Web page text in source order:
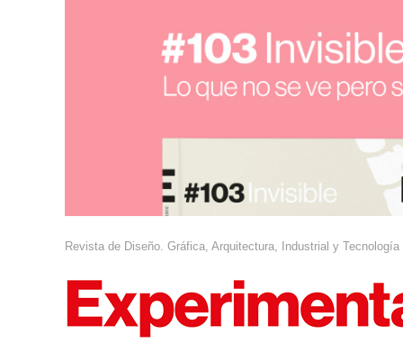
Revista de Diseño. Gráfica, Arquitectura, Industrial y Tecnología